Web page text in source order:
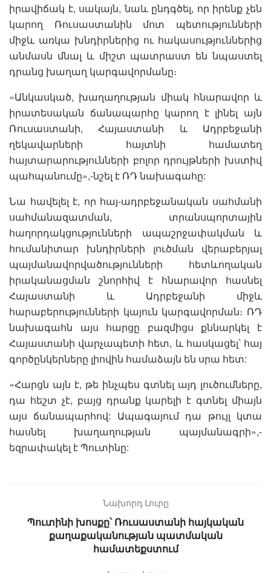
իրավիճակ է, սակայն, նաև ընդգծել, որ իրենք չեն
կարող Ռուսաստանին մոտ պետությունների
միջև առկա խնդիրներից ու հակասություններից
անմասն մնալ և միշտ պատրաստ են նպաստել
դրանց խաղաղ կարգավորմանը։
«Անկասկած, խաղաղության միակ հնարավոր և
իրատեսական ճանապարհը կարող է լինել այն
Ռուսաստանի, Հայաստանի և Ադրբեջանի
ղեկավարների հայտնի համատեղ
հայտարարությունների բոլոր դրույթների խստիվ
պահպանումը»,-նշել է ՌԴ նախագահը:
Նա հավելել է, որ հայ-ադրբեջանական սահմանի
սահմանազատման, տրանսպորտային
հաղորդակցությունների ապաշրջափակման և
հումանիտար խնդիրների լուծման վերաբերյալ
պայմանավորվածությունների հետևողական
իրականացման շնորհիվ է հնարավոր հասնել
Հայաստանի և Ադրբեջանի միջև
հարաբերությունների կայուն կարգավորման։ ՌԴ
նախագահն այս հարցը բազմիցս քննարկել է
Հայաստանի վարչապետի հետ, և հասկացել՝ հայ
գործընկերները լիովին համաձայն են սրա հետ:
«Հարցն այն է, թե ինչպես գտնել այդ լուծումները,
դա հեշտ չէ, բայց դրանք կարելի է գտնել միայն
այս ճանապարհով: Ապագայում դա թույլ կտա
հասնել խաղաղության պայմանագրի»,-
եզրափակել է Պուտինը:
Նախորդ Լուրը
Պուտինի խոսքը՝ Ռուսաստանի հայկական
քաղաքականության պատմական
համատեքստում